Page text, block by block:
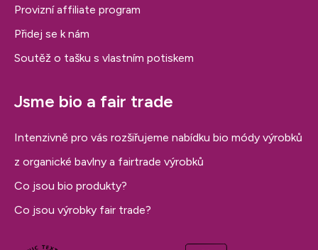
Provizní affiliate program
Přidej se k nám
Soutěž o tašku s vlastním potiskem
Jsme bio a fair trade
Intenzivně pro vás rozšiřujeme nabídku bio módy výrobků
z organické bavlny a fairtrade výrobků
Co jsou bio produkty?
Co jsou výrobky fair trade?